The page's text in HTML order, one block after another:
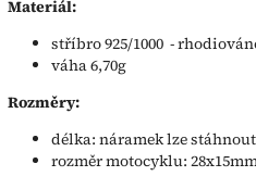
Materiál:
stříbro 925/1000 -
váha 6,70g
Rozměry:
délka: náramek lze
rozměr motocyklu: